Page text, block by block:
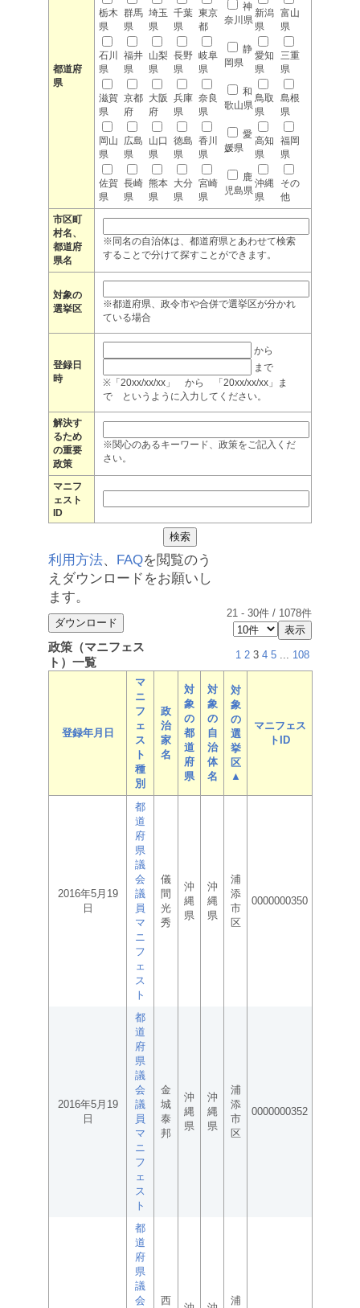
都道府
県
栃木
県
群馬
県
埼玉
県
千葉
県
東京
都
神
奈川県
新潟
県
富山
県
石川
県
福井
県
山梨
県
長野
県
岐阜
県
静
岡県
愛知
県
三重
県
滋賀
県
京都
府
大阪
府
兵庫
県
奈良
県
和
歌山県
鳥取
県
島根
県
岡山
県
広島
県
山口
県
徳島
県
香川
県
愛
媛県
高知
県
福岡
県
佐賀
県
長崎
県
熊本
県
大分
県
宮崎
県
鹿
児島県
沖縄
県
その
他
市区町
村名、
都道府
県名
※同名の自治体は、都道府県とあわせて検索
することで分けて探すことができます。
対象の
選挙区
※都道府県、政令市や合併で選挙区が分かれ
ている場合
登録日
時
から
まで
※「20xx/xx/xx」 から 「20xx/xx/xx」ま
で というように入力してください。
解決す
るため
の重要
政策
※関心のあるキーワード、政策をご記入くだ
さい。
マニフ
ェスト
ID
利用方法、 FAQを閲覧のう
えダウンロードをお願いし
ます。
21 - 30件 / 1078件
政策（マニフェス
ト）一覧
1 2 3 4 5 ... 108
登録年月日
マ
ニ
フ
ェ
ス
ト
種
別
政
治
家
名
対
象
の
都
道
府
県
対
象
の
自
治
体
名
対
象
の
選
挙
区
▲
マニフェス
トID
2016年5月19
日
都
道
府
県
議
会
議
員
マ
ニ
フ
ェ
ス
ト
儀
間
光
秀
沖
縄
県
沖
縄
県
浦
添
市
区
0000000350
2016年5月19
日
都
道
府
県
議
会
議
員
マ
ニ
フ
ェ
ス
ト
金
城
泰
邦
沖
縄
県
沖
縄
県
浦
添
市
区
0000000352
都
道
府
県
議
会
西 浦